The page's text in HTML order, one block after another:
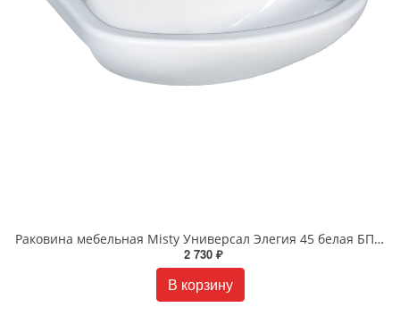
Раковина мебельная Misty Универсал Элегия 45 белая БП-Д000001400
2 730 ₽
В корзину